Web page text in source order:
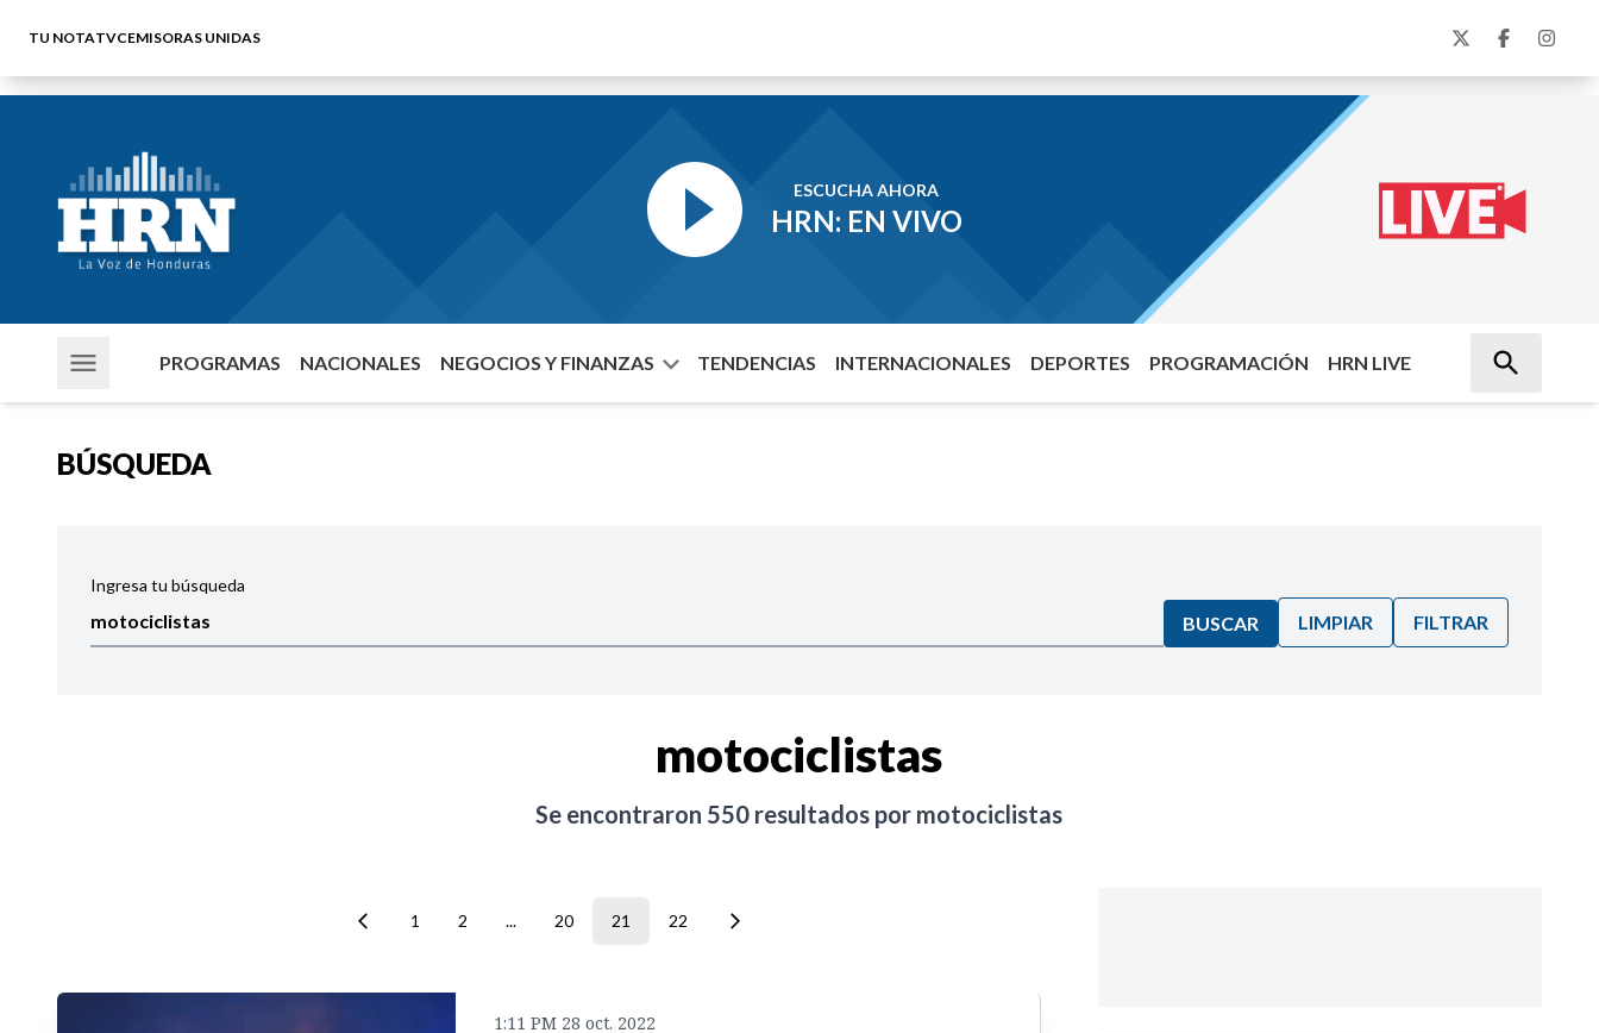
TU NOTATVCEMISORAS UNIDAS
ESCUCHA AHORA
HRN: EN VIVO
PROGRAMAS NACIONALES NEGOCIOS Y FINANZAS TENDENCIAS INTERNACIONALES DEPORTES PROGRAMACIÓN HRN LIVE
BÚSQUEDA
Ingresa tu búsqueda
BUSCAR LIMPIAR FILTRAR
motociclistas
Se encontraron 550 resultados por motociclistas
1 2 ... 20 21 22
1:11 PM 28 oct. 2022